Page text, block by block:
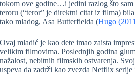
tokom ove godine…i jedini razlog što sam
teroru (“teror” je direktni citat iz filma)
tako mladog, Asa Butterfielda (Hugo
Ovaj mladić je kao dete imao zaista
velikim filmovima. Poslednjih godina
nažalost, nebitnih filmskih ostvarenja.
uspeva da zadrži kao zvezda Netflix serije